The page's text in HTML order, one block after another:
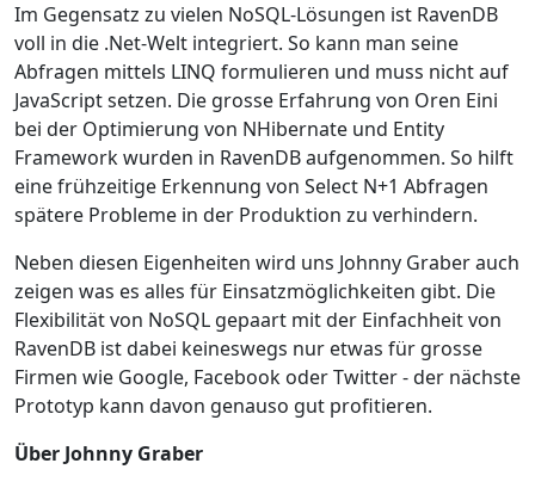
Im Gegensatz zu vielen NoSQL-Lösungen ist RavenDB
voll in die .Net-Welt integriert. So kann man seine
Abfragen mittels LINQ formulieren und muss nicht auf
JavaScript setzen. Die grosse Erfahrung von Oren Eini
bei der Optimierung von NHibernate und Entity
Framework wurden in RavenDB aufgenommen. So hilft
eine frühzeitige Erkennung von Select N+1 Abfragen
spätere Probleme in der Produktion zu verhindern.
Neben diesen Eigenheiten wird uns Johnny Graber auch
zeigen was es alles für Einsatzmöglichkeiten gibt. Die
Flexibilität von NoSQL gepaart mit der Einfachheit von
RavenDB ist dabei keineswegs nur etwas für grosse
Firmen wie Google, Facebook oder Twitter - der nächste
Prototyp kann davon genauso gut profitieren.
Über Johnny Graber